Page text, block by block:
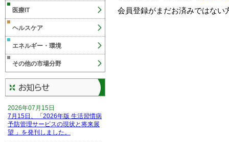
会員登録がまだお済みではない
医療IT
ヘルスケア
エネルギー・環境
その他の市場分野
2026年07月15日
7月15日、「2026年版 生活習慣病
予防管理サービスの現状と将来展
望 」を発刊しました。